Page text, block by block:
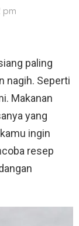
pm
paling
nagih. Seperti
Makanan
yang
ingin
resep